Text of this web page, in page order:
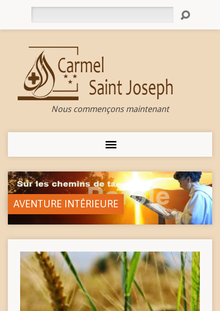
Nous commençons maintenant
AVENTURE INTÉRIEURE